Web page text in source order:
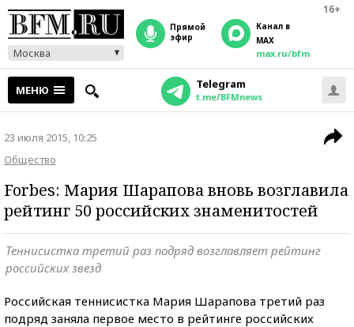
16+
Москва
прямой
эфир
Канал в
MAX
max.ru/bfm
МЕНЮ Telegram
t.me/BFMnews
23 июля 2015, 10:25
Общество
Forbes: Мария Шарапова вновь возглавила
рейтинг 50 российских знаменитостей
Теннисистка третий раз подряд возглавляет рейтинг
российских звезд
Российская теннисистка Мария Шарапова третий раз
подряд заняла первое место в рейтинге российских